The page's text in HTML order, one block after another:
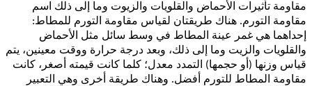
مقاومة تأثيرات الأحماض والقلويات والزيوت وما إلى ذلك اسم
مقاومة التورم. هناك طريقتان لقياس مقاومة التورم للمطاط:
إحداهما هي غمر عينة المطاط في وسط سائل مثل الأحماض
والقلويات والزيت وما إلى ذلك، وبعد درجة حرارة ووقت معينين، يتم
قياس وزنها (أو حجمها) التمدد معدل؛ كلما كانت قيمته أصغر، كانت
مقاومة المطاط للتورم أفضل. وهناك طريقة أخرى وهي التعبير